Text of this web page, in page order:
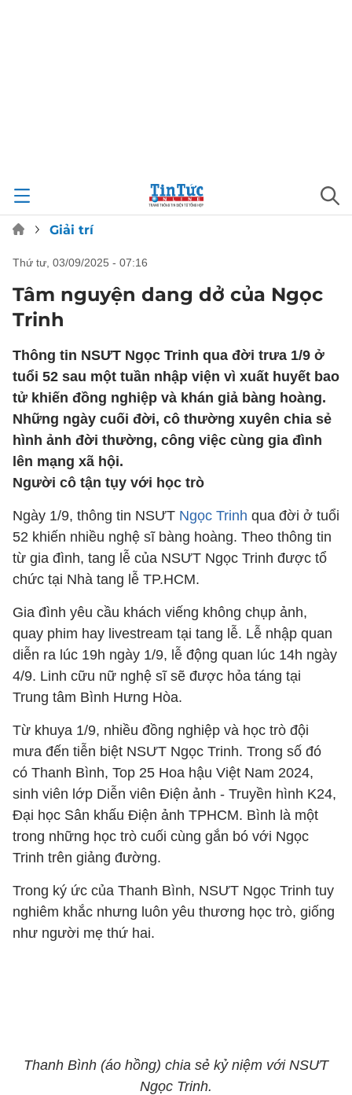
Giải trí
thứ tư, 03/09/2025 - 07:16
Tâm nguyện dang dở của Ngọc
Trinh
Thông tin NSƯT Ngọc Trinh qua đời trưa 1/9 ở
tuổi 52 sau một tuần nhập viện vì xuất huyết bao
tử khiến đồng nghiệp và khán giả bàng hoàng.
Những ngày cuối đời, cô thường xuyên chia sẻ
hình ảnh đời thường, công việc cùng gia đình
lên mạng xã hội.
Người cô tận tụy với học trò
Ngày 1/9, thông tin NSƯT Ngọc Trinh qua đời ở tuổi
52 khiến nhiều nghệ sĩ bàng hoàng. Theo thông tin
từ gia đình, tang lễ của NSƯT Ngọc Trinh được tổ
chức tại Nhà tang lễ TP.HCM.
Gia đình yêu cầu khách viếng không chụp ảnh,
quay phim hay livestream tại tang lễ. Lễ nhập quan
diễn ra lúc 19h ngày 1/9, lễ động quan lúc 14h ngày
4/9. Linh cữu nữ nghệ sĩ sẽ được hỏa táng tại
Trung tâm Bình Hưng Hòa.
Từ khuya 1/9, nhiều đồng nghiệp và học trò đội
mưa đến tiễn biệt NSƯT Ngọc Trinh. Trong số đó
có Thanh Bình, Top 25 Hoa hậu Việt Nam 2024,
sinh viên lớp Diễn viên Điện ảnh - Truyền hình K24,
Đại học Sân khấu Điện ảnh TPHCM. Bình là một
trong những học trò cuối cùng gắn bó với Ngọc
Trinh trên giảng đường.
Trong ký ức của Thanh Bình, NSƯT Ngọc Trinh tuy
nghiêm khắc nhưng luôn yêu thương học trò, giống
như người mẹ thứ hai.
Thanh Bình (áo hồng) chia sẻ kỷ niệm với NSƯT
Ngọc Trinh.